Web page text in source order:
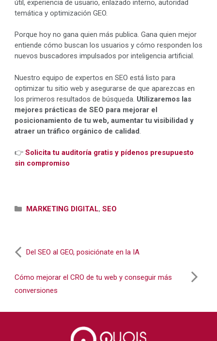
útil, experiencia de usuario, enlazado interno, autoridad
temática y optimización GEO.
Porque hoy no gana quien más publica. Gana quien mejor
entiende cómo buscan los usuarios y cómo responden los
nuevos buscadores impulsados por inteligencia artificial.
Nuestro equipo de expertos en SEO está listo para
optimizar tu sitio web y asegurarse de que aparezcas en
los primeros resultados de búsqueda. Utilizaremos las
mejores prácticas de SEO para mejorar el
posicionamiento de tu web, aumentar tu visibilidad y
atraer un tráfico orgánico de calidad.
👉 Solicita tu auditoría gratis y pídenos presupuesto
sin compromiso
Categorías
MARKETING DIGITAL, SEO
Del SEO al GEO, posiciónate en la IA
Cómo mejorar el CRO de tu web y conseguir más
conversiones